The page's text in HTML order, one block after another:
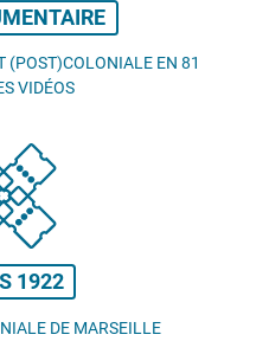
(POST)COLONIALE EN 81
VIDÉOS
1922
DE MARSEILLE